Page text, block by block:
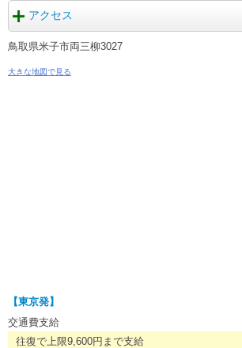
アクセス
鳥取県米子市両三柳3027
大きな地図で見る
【東京発】
交通費支給
往復で上限9,600円まで支給